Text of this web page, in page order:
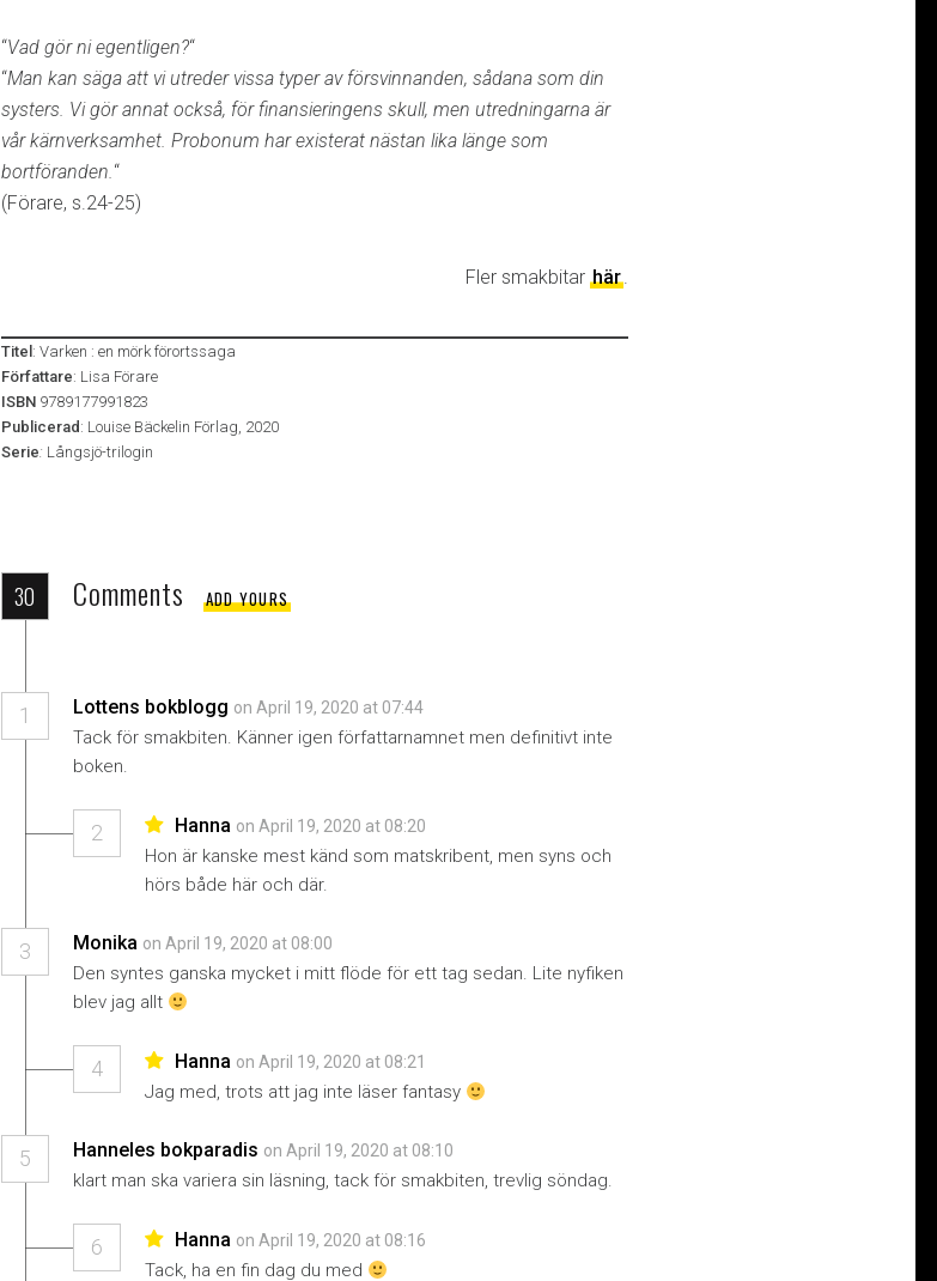
“Vad gör ni egentligen?“
“Man kan säga att vi utreder vissa typer av försvinnanden, sådana som din
systers. Vi gör annat också, för finansieringens skull, men utredningarna är
vår kärnverksamhet. Probonum har existerat nästan lika länge som
bortföranden.“
(Förare, s.24-25)
Fler smakbitar här.
Titel : Varken : en mörk förortssaga
Författare: Lisa Förare
ISBN 9789177991823
Publicerad : Louise Bäckelin Förlag, 2020
Serie: Långsjö-trilogin
30 Comments ADD YOURS
1 Lottens bokblogg on April 19, 2020 at 07:44
Tack för smakbiten. Känner igen författarnamnet men definitivt inte
boken.
2 Hanna on April 19, 2020 at 08:20
Hon är kanske mest känd som matskribent, men syns och
hörs både här och där.
3 Monika on April 19, 2020 at 08:00
Den syntes ganska mycket i mitt flöde för ett tag sedan. Lite nyfiken
blev jag allt
4 Hanna on April 19, 2020 at 08:21
Jag med, trots att jag inte läser fantasy
5 Hanneles bokparadis on April 19, 2020 at 08:10
klart man ska variera sin läsning, tack för smakbiten, trevlig söndag.
6 Hanna on April 19, 2020 at 08:16
Tack, ha en fin dag du med